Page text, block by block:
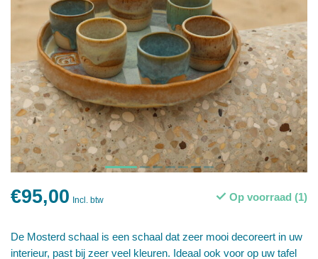
€95,00 Incl. btw Op voorraad (1)
De Mosterd schaal is een schaal dat zeer mooi decoreert in uw
interieur, past bij zeer veel kleuren. Ideaal ook voor op uw tafel